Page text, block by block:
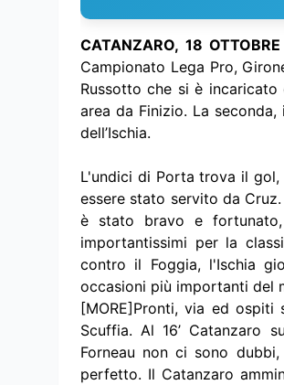
CATANZARO, 18
Campionato Lega Pro,
Russotto che si è
area da Finizio. La
dell’Ischia.
L'undici di Porta trova il
essere stato servito da
è stato bravo e
importantissimi per la
contro il Foggia, l'Ischia
occasioni più importanti del
[MORE]Pronti, via ed
Scuffia. Al 16’ Catanzaro
Forneau non ci sono
perfetto. Il Catanzaro